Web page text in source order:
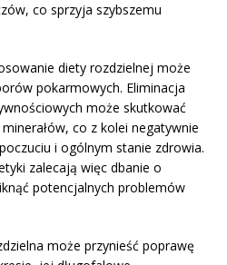
co sprzyja szybszemu
diety rozdzielnej może
pokarmowych. Eliminacja
może skutkować
co z kolei negatywnie
i ogólnym stanie zdrowia.
zalecają więc dbanie o
potencjalnych problemów
może przynieść poprawę